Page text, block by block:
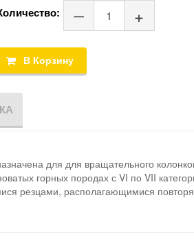
для для вращательного
горных породах с VI по VII
резцами, располагающимися